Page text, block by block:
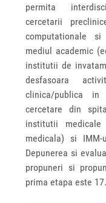
permita
cercetarii
computationale
mediul academic
institutii de
desfasoara
clinica/publica
cercetare din
institutii
medicala) si
Depunerea si
propuneri si
prima etapa este